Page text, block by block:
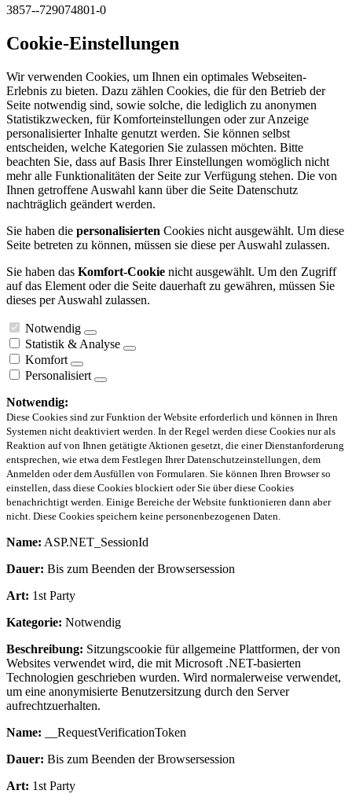
3857--729074801-0
Cookie-Einstellungen
Wir verwenden Cookies, um Ihnen ein optimales Webseiten-
Erlebnis zu bieten. Dazu zählen Cookies, die für den Betrieb der
Seite notwendig sind, sowie solche, die lediglich zu anonymen
Statistikzwecken, für Komforteinstellungen oder zur Anzeige
personalisierter Inhalte genutzt werden. Sie können selbst
entscheiden, welche Kategorien Sie zulassen möchten. Bitte
beachten Sie, dass auf Basis Ihrer Einstellungen womöglich nicht
mehr alle Funktionalitäten der Seite zur Verfügung stehen. Die von
Ihnen getroffene Auswahl kann über die Seite Datenschutz
nachträglich geändert werden.
Sie haben die personalisierten Cookies nicht ausgewählt. Um diese
Seite betreten zu können, müssen sie diese per Auswahl zulassen.
Sie haben das Komfort-Cookie nicht ausgewählt. Um den Zugriff
auf das Element oder die Seite dauerhaft zu gewähren, müssen Sie
dieses per Auswahl zulassen.
Notwendig
Statistik & Analyse
Komfort
Personalisiert
Notwendig:
Diese Cookies sind zur Funktion der Website erforderlich und können in Ihren
Systemen nicht deaktiviert werden. In der Regel werden diese Cookies nur als
Reaktion auf von Ihnen getätigte Aktionen gesetzt, die einer Dienstanforderung
entsprechen, wie etwa dem Festlegen Ihrer Datenschutzeinstellungen, dem
Anmelden oder dem Ausfüllen von Formularen. Sie können Ihren Browser so
einstellen, dass diese Cookies blockiert oder Sie über diese Cookies
benachrichtigt werden. Einige Bereiche der Website funktionieren dann aber
nicht. Diese Cookies speichern keine personenbezogenen Daten.
Name: ASP.NET_SessionId
Dauer: Bis zum Beenden der Browsersession
Art: 1st Party
Kategorie: Notwendig
Beschreibung: Sitzungscookie für allgemeine Plattformen, der von
Websites verwendet wird, die mit Microsoft .NET-basierten
Technologien geschrieben wurden. Wird normalerweise verwendet,
um eine anonymisierte Benutzersitzung durch den Server
aufrechtzuerhalten.
Name: __RequestVerificationToken
Dauer: Bis zum Beenden der Browsersession
Art: 1st Party